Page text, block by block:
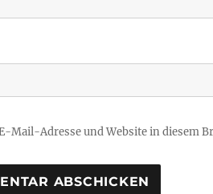
Mail-Adresse und Website in diesem